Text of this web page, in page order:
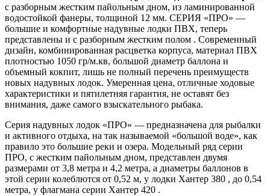
с разборным жестким пайольным дном, из ламинированной
водостойкой фанеры, толщиной 12 мм. СЕРИЯ «ПРО» —
большие и комфортные надувные лодки ПВХ, теперь
представлены и с разборным жестким полом . Современный
дизайн, комбинированная расцветка корпуса, материал ПВХ
плотностью 1050 гр/м.кв, большой диаметр баллона и
объемный кокпит, лишь не полный перечень преимуществ
новых надувных лодок. Умеренная цена, отличные ходовые
характеристики и пятилетняя гарантия, не оставят без
внимания, даже самого взыскательного рыбака.
Серия надувных лодок «ПРО» — предназначена для рыбалки
и активного отдыха, на так называемой «большой воде», как
правило это большие реки и озера. Модельный ряд серии
ПРО, с жестким пайольным дном, представлен двумя
размерами от 3,8 метра и 4,2 метра, а диаметры баллонов в
этой серии колеблются от 0,52 м, у лодки Хантер 380 , до 0,54
метра, у флагмана серии Хантер 420 .